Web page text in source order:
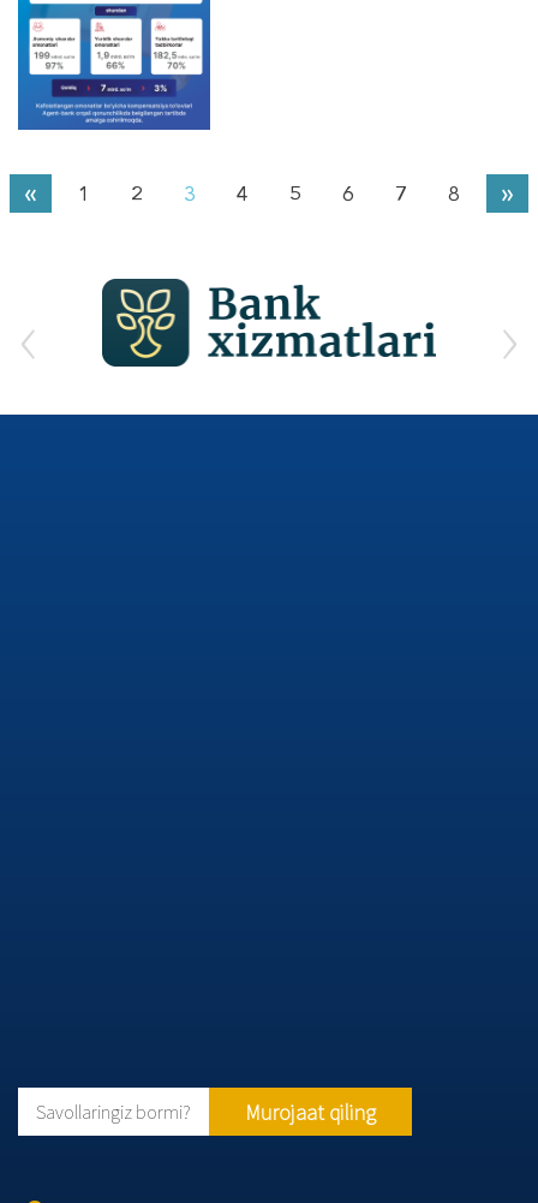
« 1 2 3 4 5 6 7 8 »
‹ ›
Savollaringiz bormi? Murojaat qiling